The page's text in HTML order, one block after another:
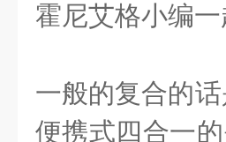
霍尼艾格小编一
一般的复合的
便携式四合一